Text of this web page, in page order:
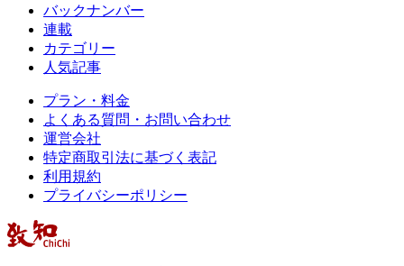
バックナンバー
連載
カテゴリー
人気記事
プラン・料金
よくある質問・お問い合わせ
運営会社
特定商取引法に基づく表記
利用規約
プライバシーポリシー